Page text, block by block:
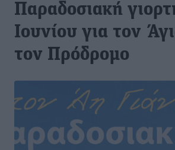
Παραδοσιακή
Ιουνίου για τον
τον Πρόδρομο